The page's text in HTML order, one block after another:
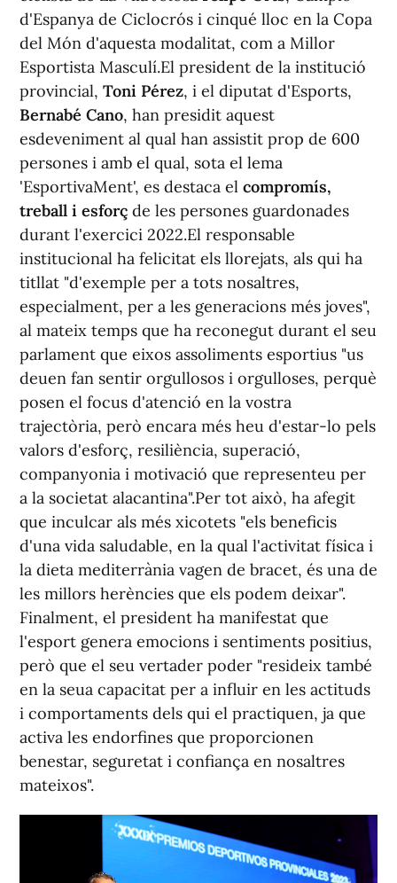
d'Espanya de Ciclocrós i cinqué lloc en la Copa
del Món d'aquesta modalitat, com a Millor
Esportista Masculí.El president de la institució
provincial, Toni Pérez, i el diputat d'Esports,
Bernabé Cano, han presidit aquest
esdeveniment al qual han assistit prop de 600
persones i amb el qual, sota el lema
'EsportivaMent', es destaca el compromís,
treball i esforç de les persones guardonades
durant l'exercici 2022.El responsable
institucional ha felicitat els llorejats, als qui ha
titllat "d'exemple per a tots nosaltres,
especialment, per a les generacions més joves",
al mateix temps que ha reconegut durant el seu
parlament que eixos assoliments esportius "us
deuen fan sentir orgullosos i orgulloses, perquè
posen el focus d'atenció en la vostra
trajectòria, però encara més heu d'estar-lo pels
valors d'esforç, resiliència, superació,
companyonia i motivació que representeu per
a la societat alacantina".Per tot això, ha afegit
que inculcar als més xicotets "els beneficis
d'una vida saludable, en la qual l'activitat física i
la dieta mediterrània vagen de bracet, és una de
les millors herències que els podem deixar".
Finalment, el president ha manifestat que
l'esport genera emocions i sentiments positius,
però que el seu vertader poder "resideix també
en la seua capacitat per a influir en les actituds
i comportaments dels qui el practiquen, ja que
activa les endorfines que proporcionen
benestar, seguretat i confiança en nosaltres
mateixos".